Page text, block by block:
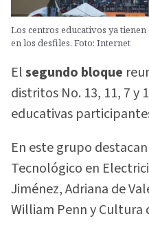
Los centros educativos ya
en los desfiles. Foto: Internet
Elsegundo bloque
distritos No. 13, 11, 7 y
educativas
En este grupo
Tecnológico en
Jiménez, Adriana de
William Penn y Cultura